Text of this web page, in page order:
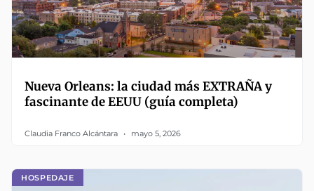
Nueva Orleans: la ciudad más EXTRAÑA y
fascinante de EEUU (guía completa)
Claudia Franco Alcántara mayo 5, 2026
HOSPEDAJE